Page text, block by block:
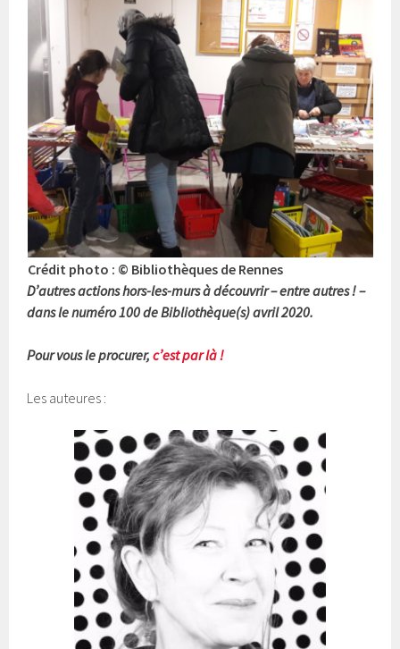
Crédit photo : © Bibliothèques de Rennes
D’autres actions hors-les-murs à découvrir – entre autres ! –
dans le numéro 100 de Bibliothèque(s) avril 2020.
Pour vous le procurer,c’est par là !
Les auteures :